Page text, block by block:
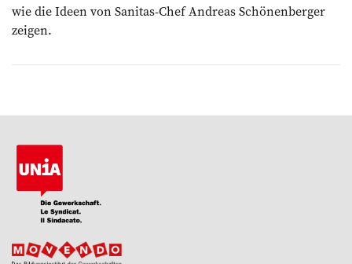
wie die Ideen von Sanitas-Chef ­Andreas Schönenberger
zeigen.